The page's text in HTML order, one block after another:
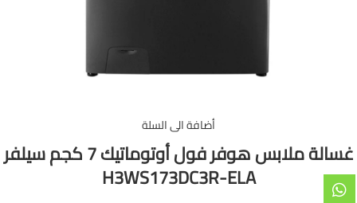
أضافة الى السلة
غسالة ملابس هوفر فول أوتوماتيك 7 كجم سيلفر
H3WS173DC3R-ELA